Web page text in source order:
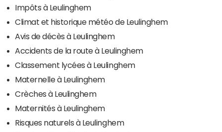
Impôts à Leulinghem
Climat et historique météo de Leulinghem
Avis de décès à Leulinghem
Accidents de la route à Leulinghem
Classement lycées à Leulinghem
Maternelle à Leulinghem
Crèches à Leulinghem
Maternités à Leulinghem
Risques naturels à Leulinghem